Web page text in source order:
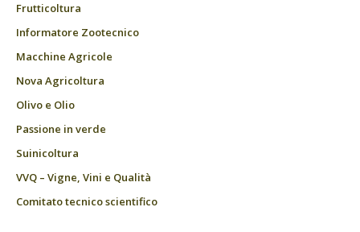
Frutticoltura
Informatore Zootecnico
Macchine Agricole
Nova Agricoltura
Olivo e Olio
Passione in verde
Suinicoltura
VVQ – Vigne, Vini e Qualità
Comitato tecnico scientifico